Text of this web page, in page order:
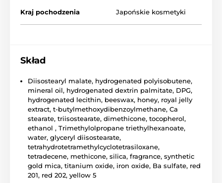
Kraj pochodzenia Japońskie kosmetyki
Skład
Diisostearyl malate, hydrogenated polyisobutene,
mineral oil, hydrogenated dextrin palmitate, DPG,
hydrogenated lecithin, beeswax, honey, royal jelly
extract, t-butylmethoxydibenzoylmethane, Ca
stearate, triisostearate, dimethicone, tocopherol,
ethanol , Trimethylolpropane triethylhexanoate,
water, glyceryl diisostearate,
tetrahydrotetramethylcyclotetrasiloxane,
tetradecene, methicone, silica, fragrance, synthetic
gold mica, titanium oxide, iron oxide, Ba sulfate, red
201, red 202, yellow 5